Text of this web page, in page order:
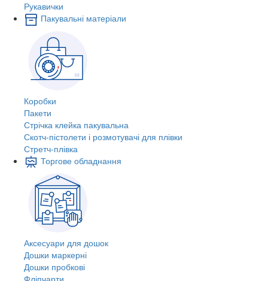
Рукавички
Пакувальні матеріали
Коробки
Пакети
Стрічка клейка пакувальна
Скотч-пістолети і розмотувачі для плівки
Стретч-плівка
Торгове обладнання
Аксесуари для дошок
Дошки маркерні
Дошки пробкові